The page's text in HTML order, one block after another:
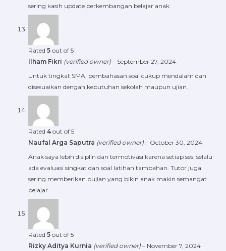
sering kasih update perkembangan belajar anak.
Rated 5 out of 5
Ilham Fikri (verified owner) – September 27, 2024
Untuk tingkat SMA, pembahasan soal cukup mendalam dan
disesuaikan dengan kebutuhan sekolah maupun ujian.
Rated 4 out of 5
Naufal Arga Saputra (verified owner) – October 30, 2024
Anak saya lebih disiplin dan termotivasi karena setiap sesi selalu
ada evaluasi singkat dan soal latihan tambahan. Tutor juga
sering memberikan pujian yang bikin anak makin semangat
belajar.
Rated 5 out of 5
Rizky Aditya Kurnia (verified owner) – November 7, 2024